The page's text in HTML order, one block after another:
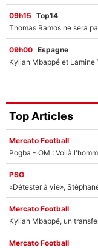
09h15 Top14
09h00 Espagne
Top Articles
Mercato Football
Pogba - OM : Voilà
PSG
«Détester à vie»,
Mercato Football
Kylian Mbappé, un
Mercato Football